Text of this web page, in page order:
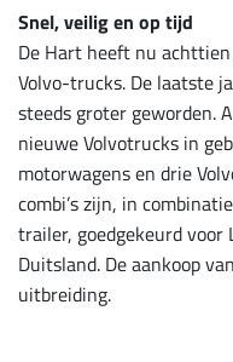
Snel, veilig en op tijd
De Hart heeft nu
Volvo-trucks. De laatste
steeds groter geworden.
nieuwe Volvotrucks in
motorwagens en drie
combi’s zijn, in
trailer, goedgekeurd
Duitsland. De aankoop
uitbreiding.